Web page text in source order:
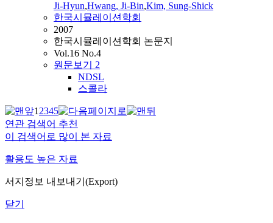
Ji-Hyun,Hwang, Ji-Bin,Kim, Sung-Shick
한국시뮬레이션학회
2007
한국시뮬레이션학회 논문지
Vol.16 No.4
원문보기 2
NDSL
스콜라
12345
연관 검색어 추천
이 검색어로 많이 본 자료
활용도 높은 자료
서지정보 내보내기(Export)
닫기